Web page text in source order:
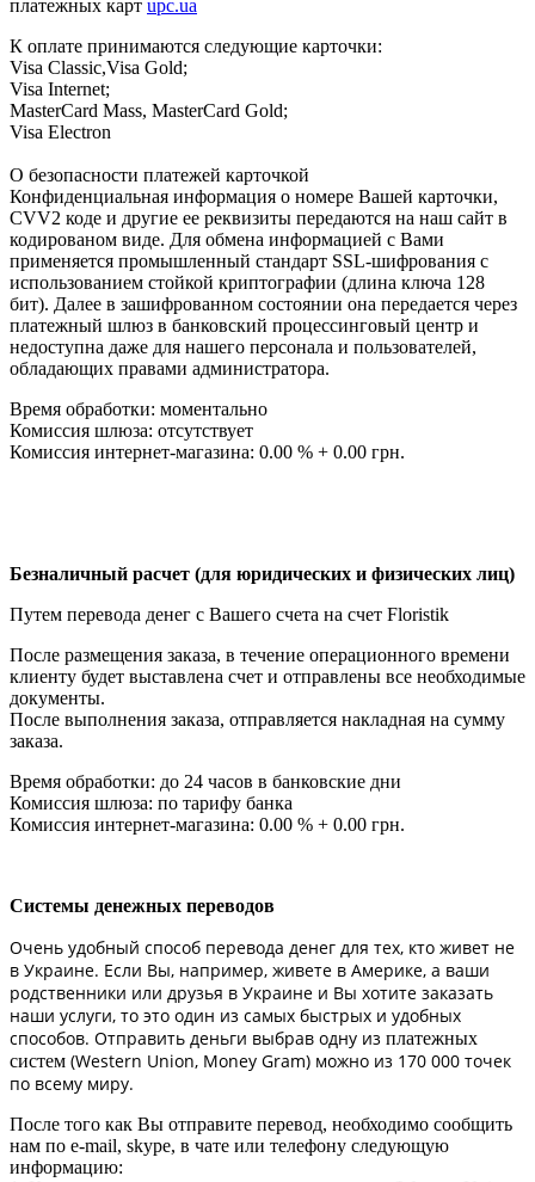
платежных карт upc.ua
К оплате принимаются следующие карточки:
Visa Classic,Visa Gold;
Visa Internet;
MasterCard Mass, MasterCard Gold;
Visa Electron
О безопасности платежей карточкой
Конфиденциальная информация о номере Вашей карточки,
CVV2 коде и другие ее реквизиты передаются на наш сайт в
кодированом виде. Для обмена информацией с Вами
применяется промышленный стандарт SSL-шифрования с
использованием стойкой криптографии (длина ключа 128
бит). Далее в зашифрованном состоянии она передается через
платежный шлюз в банковский процессинговый центр и
недоступна даже для нашего персонала и пользователей,
обладающих правами администратора.
Время обработки: моментально
Комиссия шлюза: отсутствует
Комиссия интернет-магазина: 0.00 % + 0.00 грн.
Безналичный расчет (для юридических и физических лиц)
Путем перевода денег с Вашего счета на счет Floristik
После размещения заказа, в течение операционного времени
клиенту будет выставлена счет и отправлены все необходимые
документы.
После выполнения заказа, отправляется накладная на сумму
заказа.
Время обработки: до 24 часов в банковские дни
Комиссия шлюза: по тарифу банка
Комиссия интернет-магазина: 0.00 % + 0.00 грн.
Системы денежных переводов
Очень удобный способ перевода денег для тех, кто живет не
в Украине. Если Вы, например, живете в Америке, а ваши
родственники или друзья в Украине и Вы хотите заказать
наши услуги, то это один из самых быстрых и удобных
способов. Отправить деньги выбрав одну из платежных
систем (Western Union, Money Gram) можно из 170 000 точек
по всему миру.
После того как Вы отправите перевод, необходимо сообщить
нам по e-mail, skype, в чате или телефону следующую
информацию: